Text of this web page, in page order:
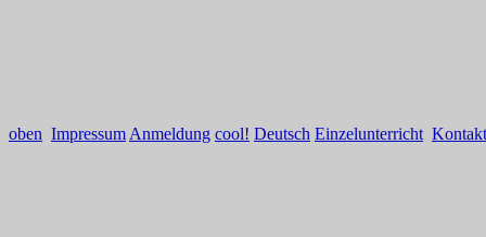
oben Impressum Anmeldung cool! Deutsch Einzelunterricht Kontakt